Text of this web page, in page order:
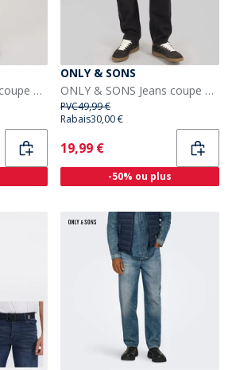
ONLY & SONS Jeans coupe droite Homme Edge Dark Blue Denim
ONLY & SONS
ONLY & SONS Jeans coupe droite Homme Edge Black Denim
PVC49,99 €
Rabais30,00 €
Current
19,99 €
-50% ou plus